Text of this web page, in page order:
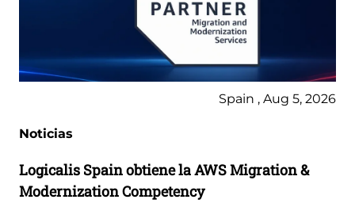
Spain , Aug 5, 2026
Noticias
Logicalis Spain obtiene la AWS Migration &
Modernization Competency